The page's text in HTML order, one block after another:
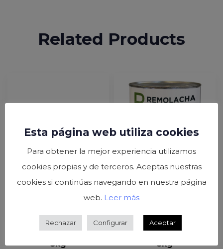
Related Products
Remolacha rodajas lata
3kg
Remolacha rallada lata
5kg
Esta página web utiliza cookies
Para obtener la mejor experiencia utilizamos
cookies propias y de terceros. Aceptas nuestras
cookies si continúas navegando en nuestra página
web. Leer más
Rechazar Configurar Aceptar